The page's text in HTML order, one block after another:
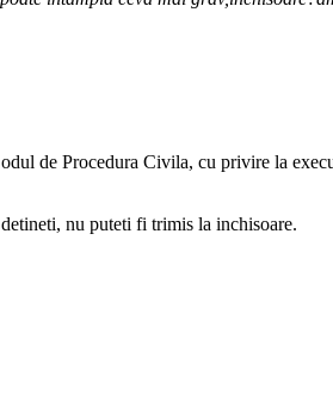
de Procedura Civila, cu privire la
nu puteti fi trimis la inchisoare.